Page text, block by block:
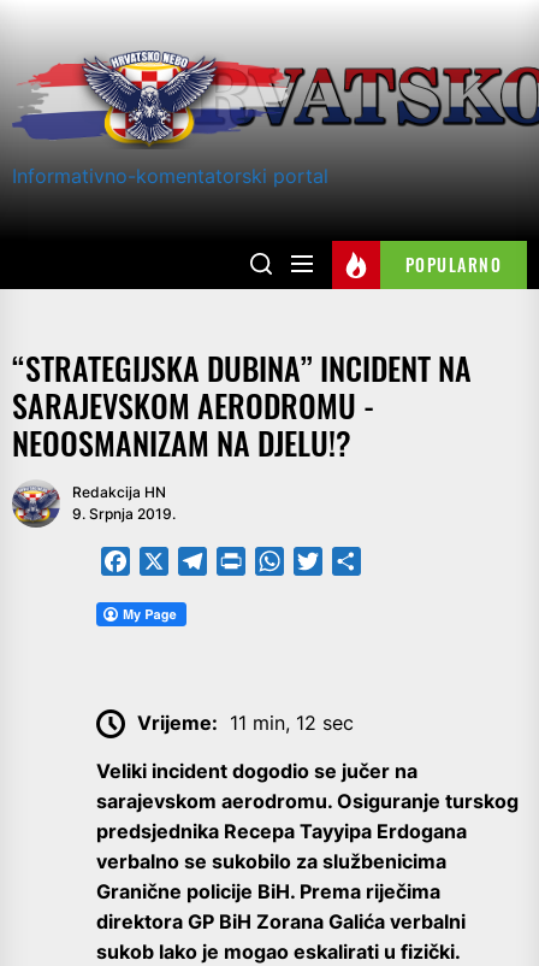
content
Informativno-komentatorski portal
POPULARNO
“STRATEGIJSKA DUBINA” INCIDENT NA
SARAJEVSKOM AERODROMU -
NEOOSMANIZAM NA DJELU!?
Redakcija HN
9. Srpnja 2019.
Facebook TelegramPrintFriendly
WhatsApp
Twitter
Vrijeme: 11 min, 12 sec
Veliki incident dogodio se jučer na
sarajevskom aerodromu. Osiguranje turskog
predsjednika Recepa Tayyipa Erdogana
verbalno se sukobilo za službenicima
Granične policije BiH. Prema riječima
direktora GP BiH Zorana Galića verbalni
sukob lako je mogao eskalirati u fizički.